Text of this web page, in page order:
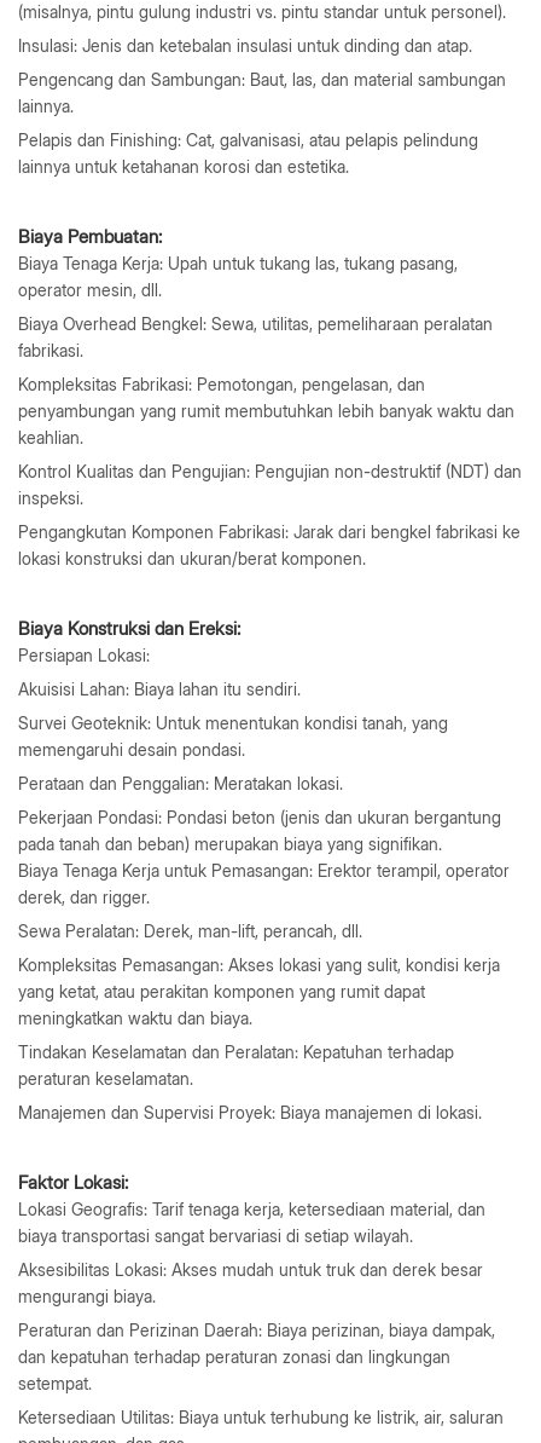
(misalnya, pintu gulung industri vs. pintu standar untuk personel).
Insulasi: Jenis dan ketebalan insulasi untuk dinding dan atap.
Pengencang dan Sambungan: Baut, las, dan material sambungan
lainnya.
Pelapis dan Finishing: Cat, galvanisasi, atau pelapis pelindung
lainnya untuk ketahanan korosi dan estetika.
Biaya Pembuatan:
Biaya Tenaga Kerja: Upah untuk tukang las, tukang pasang,
operator mesin, dll.
Biaya Overhead Bengkel: Sewa, utilitas, pemeliharaan peralatan
fabrikasi.
Kompleksitas Fabrikasi: Pemotongan, pengelasan, dan
penyambungan yang rumit membutuhkan lebih banyak waktu dan
keahlian.
Kontrol Kualitas dan Pengujian: Pengujian non-destruktif (NDT) dan
inspeksi.
Pengangkutan Komponen Fabrikasi: Jarak dari bengkel fabrikasi ke
lokasi konstruksi dan ukuran/berat komponen.
Biaya Konstruksi dan Ereksi:
Persiapan Lokasi:
Akuisisi Lahan: Biaya lahan itu sendiri.
Survei Geoteknik: Untuk menentukan kondisi tanah, yang
memengaruhi desain pondasi.
Perataan dan Penggalian: Meratakan lokasi.
Pekerjaan Pondasi: Pondasi beton (jenis dan ukuran bergantung
pada tanah dan beban) merupakan biaya yang signifikan.
Biaya Tenaga Kerja untuk Pemasangan: Erektor terampil, operator
derek, dan rigger.
Sewa Peralatan: Derek, man-lift, perancah, dll.
Kompleksitas Pemasangan: Akses lokasi yang sulit, kondisi kerja
yang ketat, atau perakitan komponen yang rumit dapat
meningkatkan waktu dan biaya.
Tindakan Keselamatan dan Peralatan: Kepatuhan terhadap
peraturan keselamatan.
Manajemen dan Supervisi Proyek: Biaya manajemen di lokasi.
Faktor Lokasi:
Lokasi Geografis: Tarif tenaga kerja, ketersediaan material, dan
biaya transportasi sangat bervariasi di setiap wilayah.
Aksesibilitas Lokasi: Akses mudah untuk truk dan derek besar
mengurangi biaya.
Peraturan dan Perizinan Daerah: Biaya perizinan, biaya dampak,
dan kepatuhan terhadap peraturan zonasi dan lingkungan
setempat.
Ketersediaan Utilitas: Biaya untuk terhubung ke listrik, air, saluran